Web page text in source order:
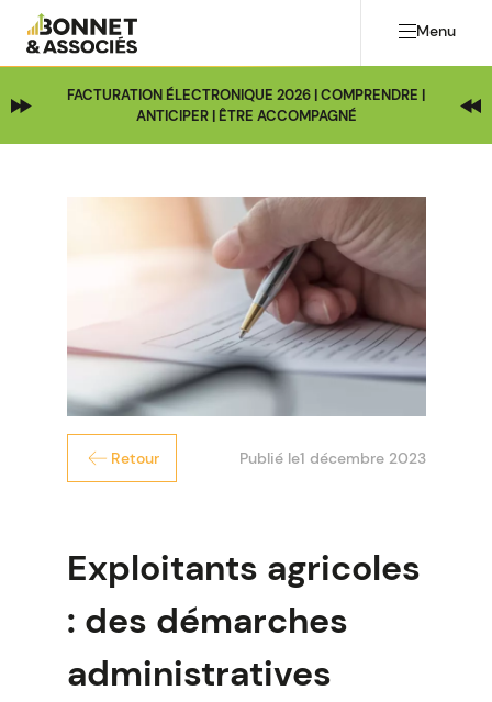
Menu
FACTURATION ÉLECTRONIQUE 2026 | COMPRENDRE |
ANTICIPER | ÊTRE ACCOMPAGNÉ
Retour Publié le1 décembre 2023
Exploitants agricoles
: des démarches
administratives